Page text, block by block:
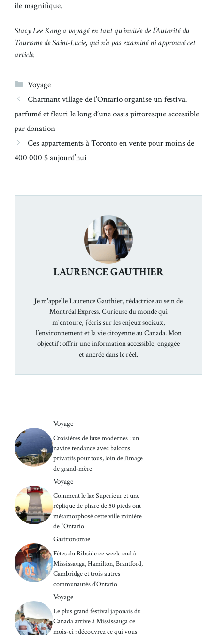
île magnifique.
Stacy Lee Kong a voyagé en tant qu’invitée de l’Autorité du
Tourisme de Saint-Lucie, qui n’a pas examiné ni approuvé cet
article.
Catégories
Voyage
Charmant village de l’Ontario organise un festival
parfumé et fleuri le long d’une oasis pittoresque accessible
par donation
Ces appartements à Toronto en vente pour moins de
400 000 $ aujourd’hui
LAURENCE GAUTHIER
Je m'appelle Laurence Gauthier, rédactrice au sein de
Montréal Express. Curieuse du monde qui
m'entoure, j’écris sur les enjeux sociaux,
l’environnement et la vie citoyenne au Canada. Mon
objectif : offrir une information accessible, engagée
et ancrée dans le réel.
Voyage
Croisières de luxe modernes : un
navire tendance avec balcons
privatifs pour tous, loin de l’image
de grand-mère
Voyage
Comment le lac Supérieur et une
réplique de phare de 50 pieds ont
métamorphosé cette ville minière
de l’Ontario
Gastronomie
Fêtes du Ribside ce week-end à
Mississauga, Hamilton, Brantford,
Cambridge et trois autres
communautés d’Ontario
Voyage
Le plus grand festival japonais du
Canada arrive à Mississauga ce
mois-ci : découvrez ce qui vous